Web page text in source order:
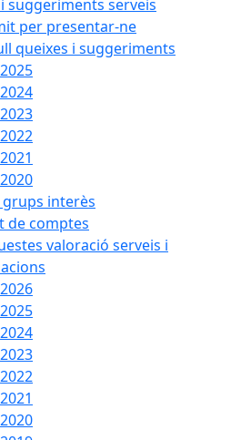
suggeriments serveis
per presentar-ne
queixes i suggeriments
2025
2024
2023
2022
2021
2020
grups interès
de comptes
valoració serveis i
2026
2025
2024
2023
2022
2021
2020